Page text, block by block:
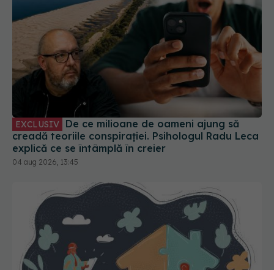
EXCLUSIV
creadă teoriile conspirației. Psihologul Radu Leca
explică ce se întâmplă în creier
04 aug 2026, 13:45